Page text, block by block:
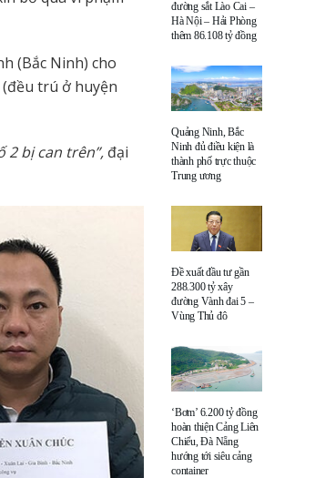
(Bắc Ninh) cho
trú ở huyện
2 bị can trên”, đại
đường sắt Lào Cai –
Hà Nội – Hải Phòng
thêm 86.108 tỷ đồng
Quảng Ninh, Bắc
Ninh đủ điều kiện là
thành phố trực thuộc
Trung ương
Đề xuất đầu tư gần
288.300 tỷ xây
đường Vành đai 5 –
Vùng Thủ đô
‘Bơm’ 6.200 tỷ đồng
hoàn thiện Cảng Liên
Chiểu, Đà Nẵng
hướng tới siêu cảng
container